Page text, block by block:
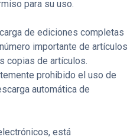
para su uso.
de ediciones completas
importante de artículos
copias de artículos.
prohibido el uso de
automática de
está